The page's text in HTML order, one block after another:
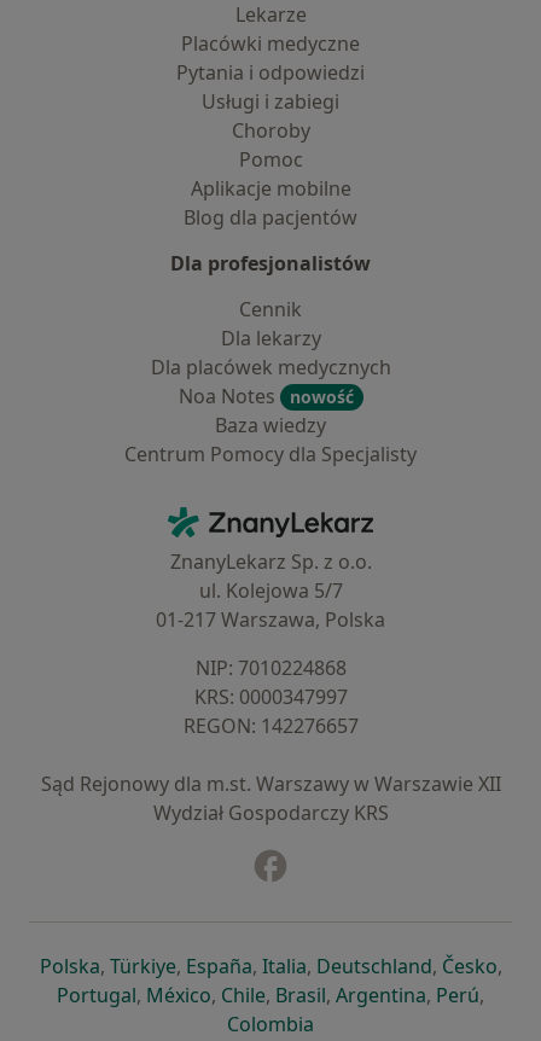
Lekarze
Placówki medyczne
Pytania i odpowiedzi
Usługi i zabiegi
Choroby
Pomoc
Aplikacje mobilne
Blog dla pacjentów
Dla profesjonalistów
Cennik
Dla lekarzy
Dla placówek medycznych
Noa Notes
nowość
Baza wiedzy
Centrum Pomocy dla Specjalisty
ZnanyLekarz - Strona główna
ZnanyLekarz Sp. z o.o.
ul. Kolejowa 5/7
01-217 Warszawa, Polska
NIP: ⁠7010224868
KRS: ⁠0000347997
REGON: ⁠142276657
Sąd Rejonowy dla m.st. Warszawy w Warszawie XII
Wydział Gospodarczy KRS
Polskaotwiera się w nowej karcie
, Türkiyeotwiera się w nowej karcie
, Españaotwiera się w nowej karcie
, Italiaotwiera się w nowej
, Deutschlandotwiera się
, Česko,
Portugalotwiera się w nowej karcie
, Méxicootwiera się w nowej karcie
, Chileotwiera się w nowej karcie
, Brasilotwiera się w nowej
, Argentinaotwiera się
, Perú,
Colombia